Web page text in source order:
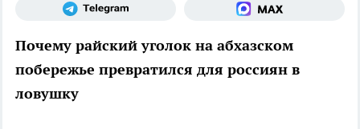
Почему райский уголок на абхазском
побережье превратился для россиян в
ловушку